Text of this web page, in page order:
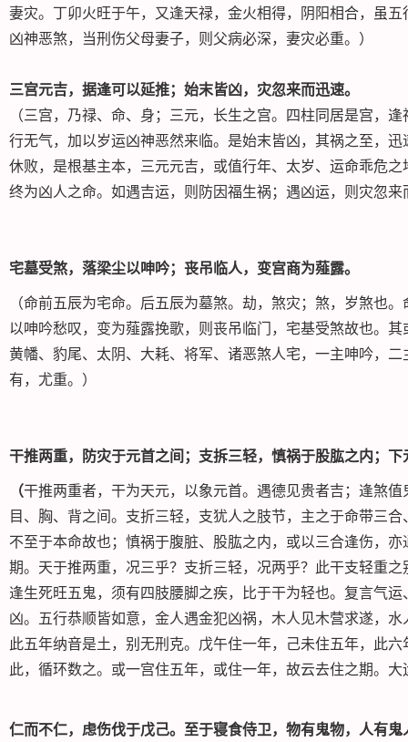
妻灾。丁卯火旺于午，又逢天禄，金火相得，阴阳相合，虽
凶神恶煞，当刑伤父母妻子，则父病必深，妻灾必重。）
三宫元吉，据逢可以延推；始末皆凶，灾忽来而迅速。
（三宫，乃禄、命、身；三元，长生之宫。四柱同居是宫，
行无气，加以岁运凶神恶然来临。是始末皆凶，其祸之至，
休败，是根基主本，三元元吉，或值行年、太岁、运命乖危
终为凶人之命。如遇吉运，则防因福生祸；遇凶运，则灾忽
宅墓受煞，落梁尘以呻吟；丧吊临人，变宫商为薤露。
（命前五辰为宅命。后五辰为墓煞。劫，煞灾；煞，岁煞也
以呻吟愁叹，变为薤露挽歌，则丧吊临门，宅基受煞故也。
黄幡、豹尾、太阴、大耗、将军、诸恶煞人宅，一主呻吟，
有，尤重。）
干推两重，防灾于元首之间；支拆三轻，慎祸于股肱之内；
（干推两重者，干为天元，以象元首。遇德见贵者吉；逢煞
目、胸、背之间。支折三轻，支犹人之肢节，主之于命带三
不至于本命故也；慎祸于腹脏、股肱之内，或以三合逢伤，
期。天于推两重，况三乎？支折三轻，况两乎？此干支轻重
逢生死旺五鬼，须有四肢腰脚之疾，比于干为轻也。复言气
凶。五行恭顺皆如意，金人遇金犯凶祸，木人见木营求遂，
此五年纳音是土，别无刑克。戊午住一年，己未住五年，此
此，循环数之。或一宫住五年，或住一年，故云去住之期。
仁而不仁，虑伤伐于戊己。至于寝食侍卫，物有鬼物，人有